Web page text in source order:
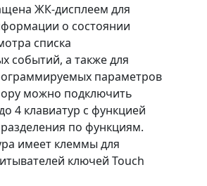
ЖК-дисплеем для
о состоянии
списка
событий, а также для
параметров
можно подключить
4 клавиатур с функцией
по функциям.
имеет клеммы для
ключей Touch